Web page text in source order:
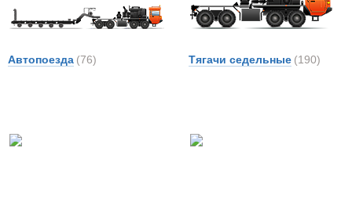
Автопоезда (76) Тягачи седельные (190)